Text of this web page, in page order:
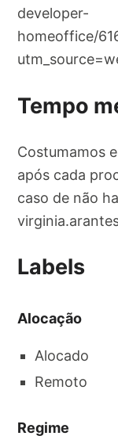
developer-
homeoffice/
Tempo
Costumamos
após cada
caso de não
Labels
Alocação
Alocado
Remoto
Regime